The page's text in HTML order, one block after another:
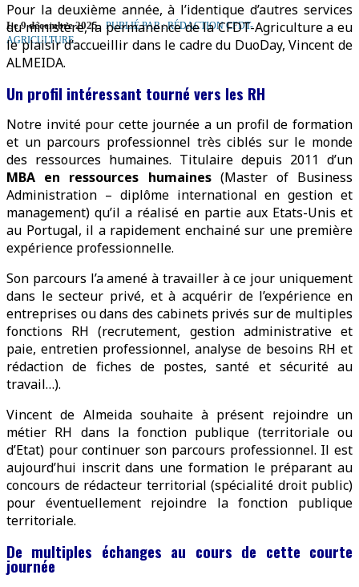
Le 9 décembre 2025
PUBLIÉ PAR : RÉDACTION CFDT-
AGRICULTURE
Pour la deuxième année, à l’identique d’autres services
du ministère, la permanence de la CFDT-Agriculture a eu
le plaisir d’accueillir dans le cadre du DuoDay, Vincent de
ALMEIDA.
Un profil intéressant tourné vers les RH
Notre invité pour cette journée a un profil de formation
et un parcours professionnel très ciblés sur le monde
des ressources humaines. Titulaire depuis 2011 d’un
MBA en ressources humaines (Master of Business
Administration – diplôme international en gestion et
management) qu’il a réalisé en partie aux Etats-Unis et
au Portugal, il a rapidement enchainé sur une première
expérience professionnelle.
Son parcours l’a amené à travailler à ce jour uniquement
dans le secteur privé, et à acquérir de l’expérience en
entreprises ou dans des cabinets privés sur de multiples
fonctions RH (recrutement, gestion administrative et
paie, entretien professionnel, analyse de besoins RH et
rédaction de fiches de postes, santé et sécurité au
travail…).
Vincent de Almeida souhaite à présent rejoindre un
métier RH dans la fonction publique (territoriale ou
d’Etat) pour continuer son parcours professionnel. Il est
aujourd’hui inscrit dans une formation le préparant au
concours de rédacteur territorial (spécialité droit public)
pour éventuellement rejoindre la fonction publique
territoriale.
De multiples échanges au cours de cette courte
journée